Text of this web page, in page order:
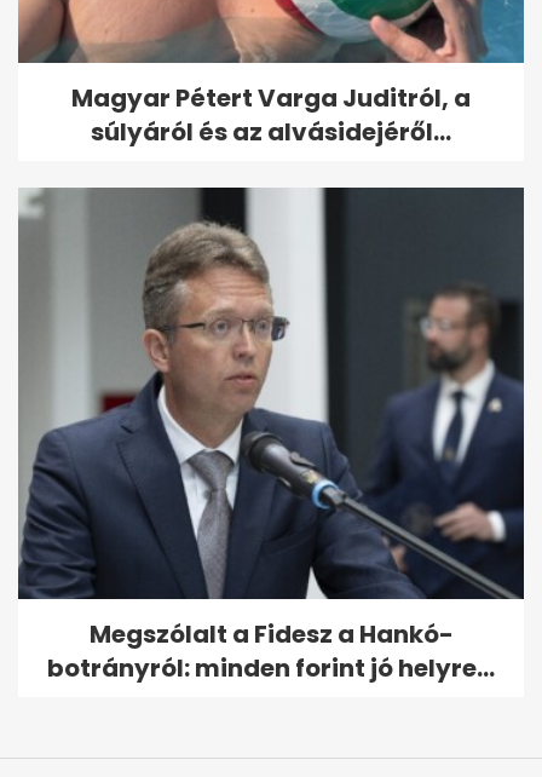
Magyar Pétert Varga Juditról, a
súlyáról és az alvásidejéről...
Megszólalt a Fidesz a Hankó-
botrányról: minden forint jó helyre...